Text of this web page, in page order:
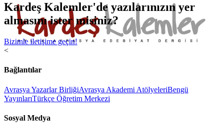
Kardeş Kalemler'de yazılarınızın yer
almasını ister misiniz?
Bizimle iletişime geçin!
<
Bağlantılar
Avrasya Yazarlar BirliğiAvrasya Akademi AtölyeleriBengü
YayınlarıTürkçe Öğretim Merkezi
Sosyal Medya